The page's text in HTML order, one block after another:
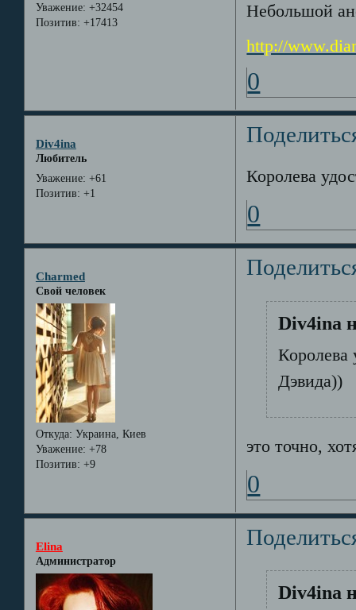
Уважение: +32454
Позитив: +17413
Небольшой
http://
0
Div4ina
Любитель
Уважение: +61
Позитив: +1
Королева
0
Charmed
Свой человек
Откуда: Украина, Киев
Уважение: +78
Позитив: +9
Div4ina
Королева
Дэвида))
это точно,
0
Elina
Администратор
Div4ina